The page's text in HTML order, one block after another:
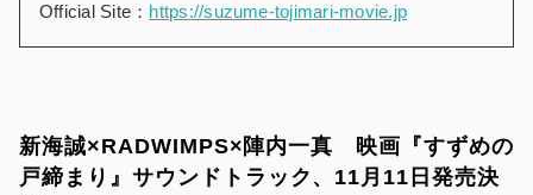
Official Site： https://suzume-tojimari-movie.jp
新海誠×RADWIMPS×陣内一真 映画『すずめの
戸締まり』サウンドトラック、11月11日発売決